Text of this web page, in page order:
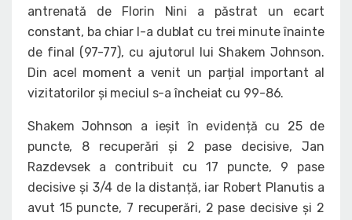
antrenată de Florin Nini a păstrat un ecart
constant, ba chiar l-a dublat cu trei minute înainte
de final (97-77), cu ajutorul lui Shakem Johnson.
Din acel moment a venit un parțial important al
vizitatorilor și meciul s-a încheiat cu 99-86.
Shakem Johnson a ieșit în evidență cu 25 de
puncte, 8 recuperări și 2 pase decisive, Jan
Razdevsek a contribuit cu 17 puncte, 9 pase
decisive și 3/4 de la distanță, iar Robert Planutis a
avut 15 puncte, 7 recuperări, 2 pase decisive și 2